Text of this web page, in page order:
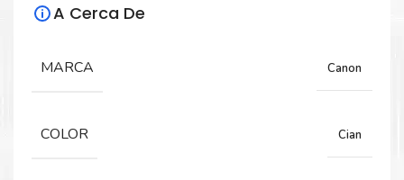
ImagePrograf TM-200, TM-205, TM-300,
A Cerca De
MARCA Canon
COLOR Cian